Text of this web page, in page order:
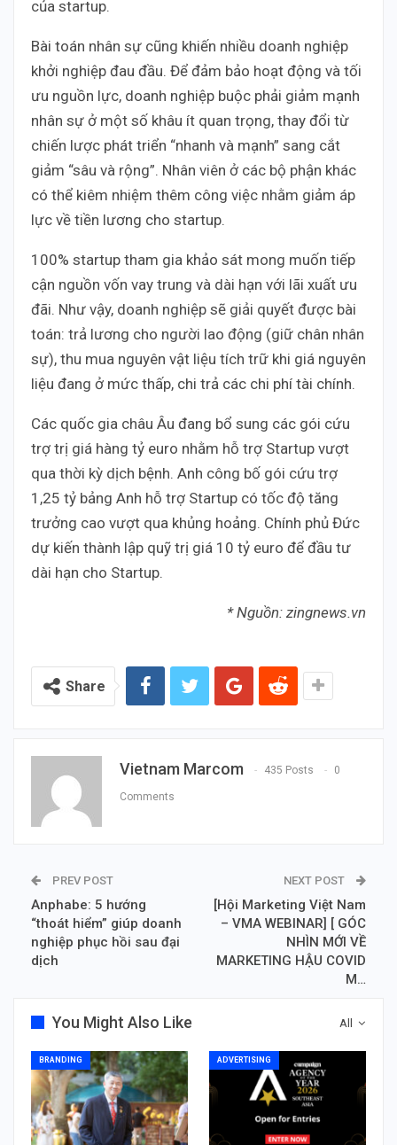
của startup.
Bài toán nhân sự cũng khiến nhiều doanh nghiệp
khởi nghiệp đau đầu. Để đảm bảo hoạt động và tối
ưu nguồn lực, doanh nghiệp buộc phải giảm mạnh
nhân sự ở một số khâu ít quan trọng, thay đổi từ
chiến lược phát triển “nhanh và mạnh” sang cắt
giảm “sâu và rộng”. Nhân viên ở các bộ phận khác
có thể kiêm nhiệm thêm công việc nhằm giảm áp
lực về tiền lương cho startup.
100% startup tham gia khảo sát mong muốn tiếp
cận nguồn vốn vay trung và dài hạn với lãi xuất ưu
đãi. Như vậy, doanh nghiệp sẽ giải quyết được bài
toán: trả lương cho người lao động (giữ chân nhân
sự), thu mua nguyên vật liệu tích trữ khi giá nguyên
liệu đang ở mức thấp, chi trả các chi phí tài chính.
Các quốc gia châu Âu đang bổ sung các gói cứu
trợ trị giá hàng tỷ euro nhằm hỗ trợ Startup vượt
qua thời kỳ dịch bệnh. Anh công bố gói cứu trợ
1,25 tỷ bảng Anh hỗ trợ Startup có tốc độ tăng
trưởng cao vượt qua khủng hoảng. Chính phủ Đức
dự kiến thành lập quỹ trị giá 10 tỷ euro để đầu tư
dài hạn cho Startup.
* Nguồn: zingnews.vn
Share
Vietnam Marcom 435 Posts 0
Comments
PREV POST
Anphabe: 5 hướng
“thoát hiểm” giúp doanh
nghiệp phục hồi sau đại
dịch
NEXT POST
[Hội Marketing Việt Nam
– VMA WEBINAR] [ GÓC
NHÌN MỚI VỀ
MARKETING HẬU COVID
M…
All
You Might Also Like
BRANDING ADVERTISING